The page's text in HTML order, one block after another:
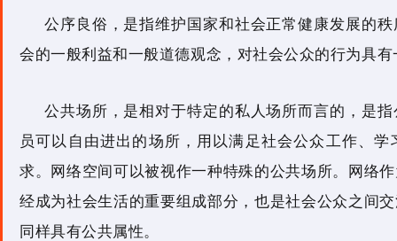
公序良俗，是指维护国家和社会正常健康发展的
会的一般利益和一般道德观念，对社会公众的行为具
公共场所，是相对于特定的私人场所而言的，是
员可以自由进出的场所，用以满足社会公众工作、
求。网络空间可以被视作一种特殊的公共场所。网络
经成为社会生活的重要组成部分，也是社会公众之间
同样具有公共属性。